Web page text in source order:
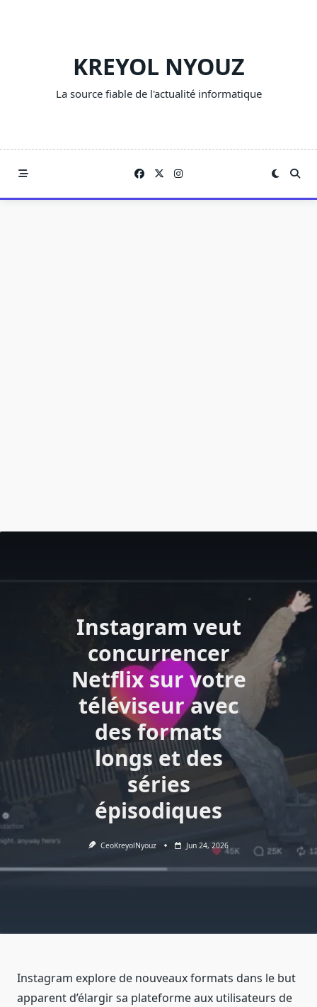
KREYOL NYOUZ
La source fiable de l'actualité informatique
Instagram veut
concurrencer
Netflix sur votre
téléviseur avec
des formats
longs et des
séries
épisodiques
CeoKreyolNyouz Jun 24, 2026
Instagram explore de nouveaux formats dans le but
apparent d’élargir sa plateforme aux utilisateurs de